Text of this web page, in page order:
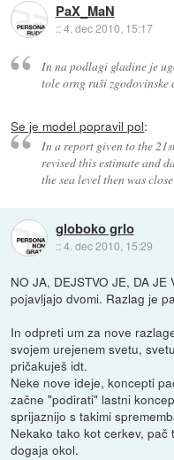
PaX_MaN
::4. dec 2010, 15:17
In na podlagi gladine je
tole orng ruši zgodovinske
Se je model popravil pol:
In a report given to the
revised this estimate and
the sea level then was
globoko grlo
::4. dec 2010, 15:29
NO JA, DEJSTVO JE, DA
pojavljajo dvomi. Razlag je
In odpreti um za nove
svojem urejenem svetu,
pričakuješ idt.
Neke nove ideje, koncepti
začne "podirati" lastni
sprijaznijo s takimi
Nekako tako kot cerkev,
dogaja okol.